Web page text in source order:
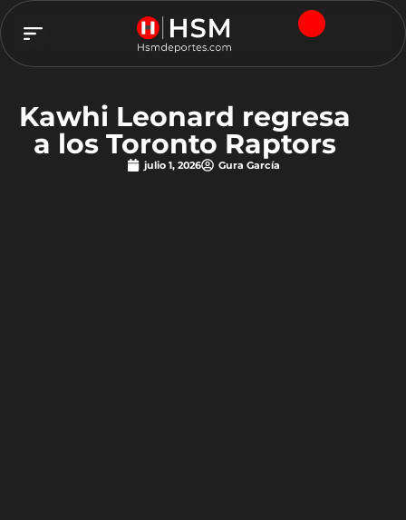
Kawhi Leonard regresa
a los Toronto Raptors
julio 1, 2026 Gura García